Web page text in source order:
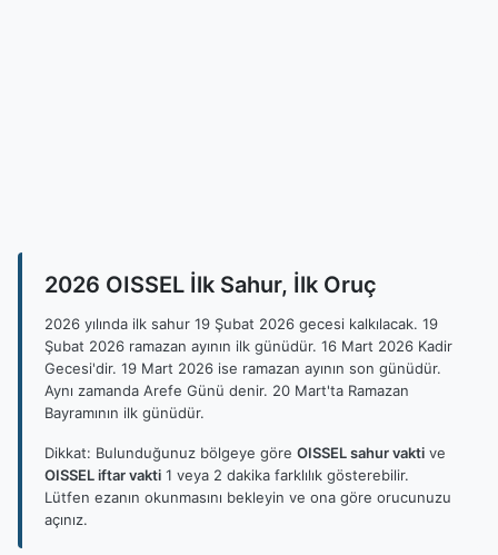
2026 OISSEL İlk Sahur, İlk Oruç
2026 yılında ilk sahur 19 Şubat 2026 gecesi kalkılacak. 19
Şubat 2026 ramazan ayının ilk günüdür. 16 Mart 2026 Kadir
Gecesi'dir. 19 Mart 2026 ise ramazan ayının son günüdür.
Aynı zamanda Arefe Günü denir. 20 Mart'ta Ramazan
Bayramının ilk günüdür.
Dikkat: Bulunduğunuz bölgeye göre OISSEL sahur vakti ve
OISSEL iftar vakti 1 veya 2 dakika farklılık gösterebilir.
Lütfen ezanın okunmasını bekleyin ve ona göre orucunuzu
açınız.